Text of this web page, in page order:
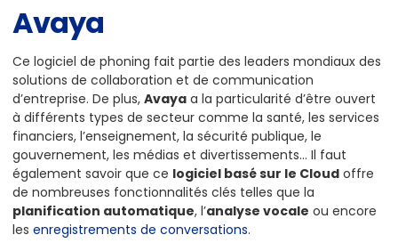
Avaya
Ce logiciel de phoning fait partie des leaders mondiaux des
solutions de collaboration et de communication
d’entreprise. De plus, Avaya a la particularité d’être ouvert
à différents types de secteur comme la santé, les services
financiers, l’enseignement, la sécurité publique, le
gouvernement, les médias et divertissements… Il faut
également savoir que ce logiciel basé sur le Cloud offre
de nombreuses fonctionnalités clés telles que la
planification automatique, l’analyse vocale ou encore
les enregistrements de conversations.